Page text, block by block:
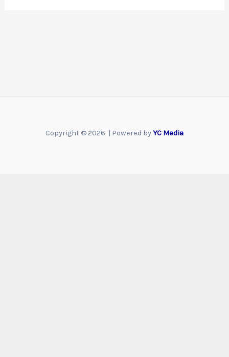
Copyright © 2026 | Powered byYC Media